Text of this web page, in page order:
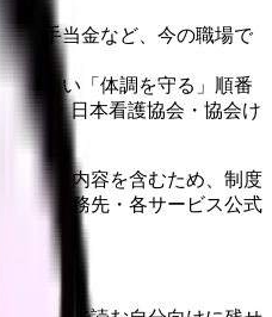
病手当金など、今の職場で
きたい「体調を守る」順番
・日本看護協会・協会け
資料
響する内容を含むため、制度
関・勤務先・各サービス公式
い。